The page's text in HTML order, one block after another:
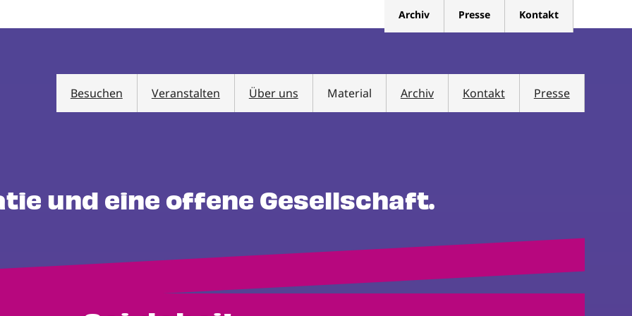
Archiv Presse Kontakt
Besuchen Veranstalten Über uns Material Archiv Kontakt Presse
und eine offene Gesellschaft.